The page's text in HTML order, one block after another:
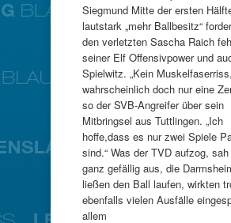
Siegmund Mitte der ersten
lautstark „mehr Ballbesitz“
den verletzten Sascha Raich
seiner Elf Offensivpower und
Spielwitz. „Kein Muskelfaserriss,
wahrscheinlich doch nur eine
so der SVB-Angreifer über sein
Mitbringsel aus Tuttlingen. „Ich
hoffe,dass es nur zwei Spiele
sind.“ Was der TVD aufzog,
ganz gefällig aus, die
ließen den Ball laufen, wirkten
ebenfalls vielen Ausfälle
allem